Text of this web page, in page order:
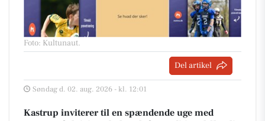
Foto: Kultunaut.
Del artikel
Søndag d. 02. aug. 2026 - kl. 12:01
Kastrup inviterer til en spændende uge med